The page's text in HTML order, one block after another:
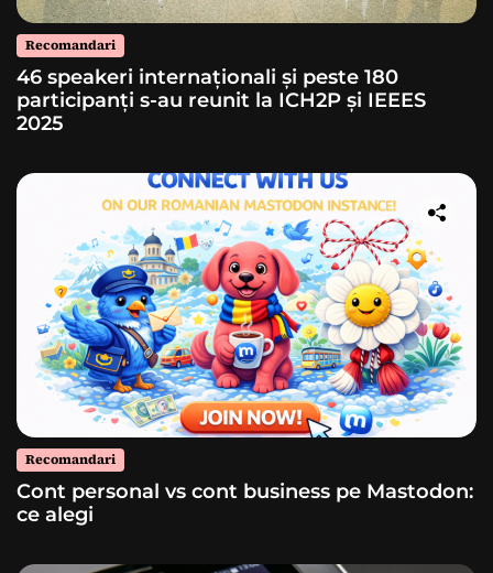
Recomandari
46 speakeri internaționali și peste 180
participanți s-au reunit la ICH2P și IEEES
2025
Recomandari
Cont personal vs cont business pe Mastodon:
ce alegi